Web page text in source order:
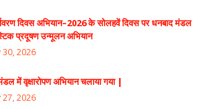
दिवस अभियान–2026 के सोलहवें दिवस पर धनबाद मंडल
प्रदूषण उन्मूलन अभियान
30, 2026
में वृक्षारोपण अभियान चलाया गया |
27, 2026